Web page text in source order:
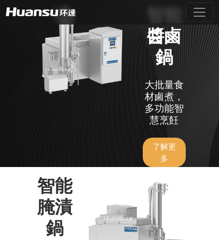
醬鹵
鍋
大批量食
材鹵煮，
多功能智
慧烹飪
了解更
多
智能
腌漬
鍋